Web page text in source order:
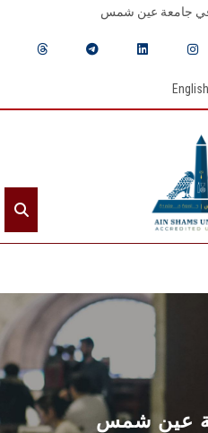
في جامعة عين شمس
English
الرئيسيـة
عن الجامعة
القطاعـات عين شمس